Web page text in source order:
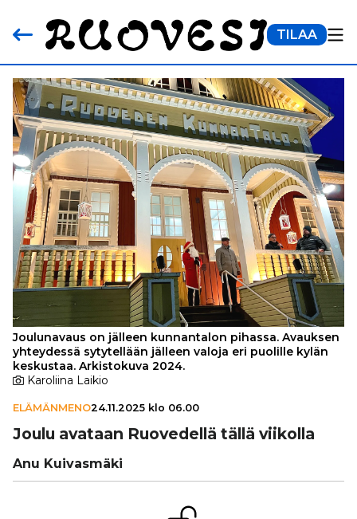
TILAA
Joulunavaus on jälleen kunnantalon pihassa. Avauksen
yhteydessä sytytellään jälleen valoja eri puolille kylän
keskustaa. Arkistokuva 2024.
Karoliina Laikio
ELÄMÄNMENO24.11.2025 klo 06.00
Joulu avataan Ruo­ve­dellä tällä viikolla
Anu Kuivasmäki